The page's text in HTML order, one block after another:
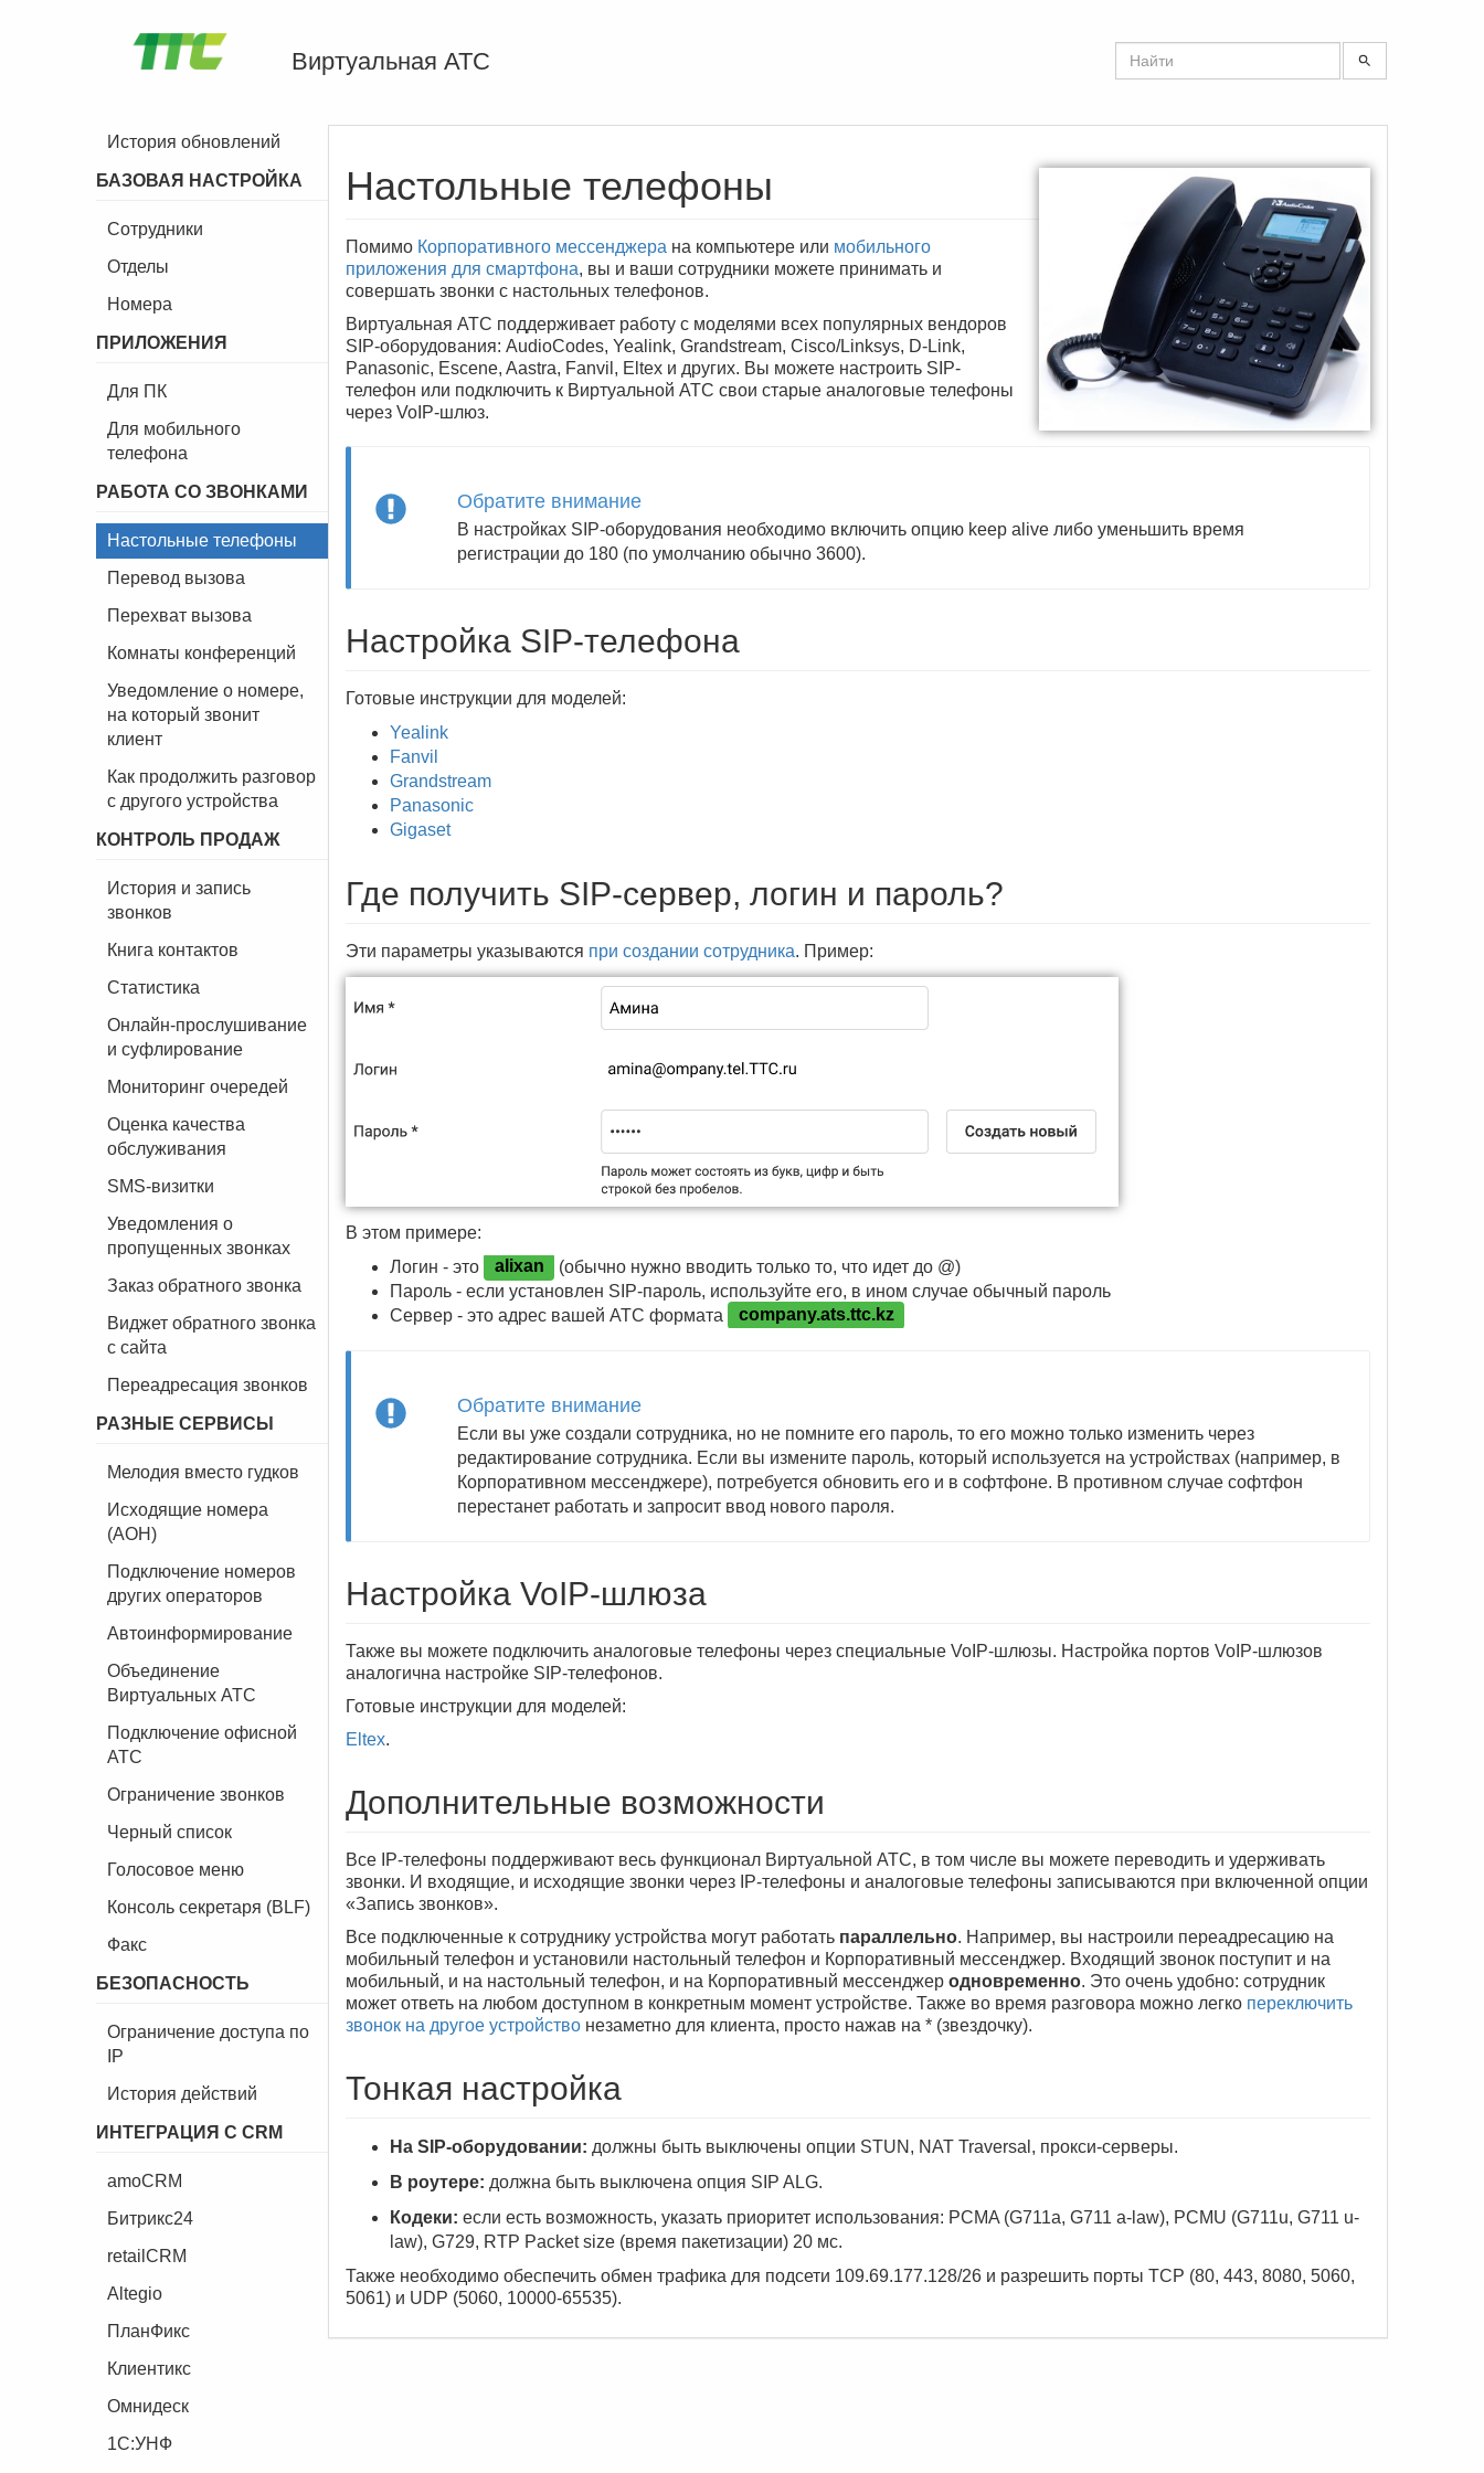
Виртуальная АТС
История обновлений
БАЗОВАЯ НАСТРОЙКА
Сотрудники
Отделы
Номера
ПРИЛОЖЕНИЯ
Для ПК
Для мобильного
телефона
РАБОТА СО ЗВОНКАМИ
Настольные телефоны
Перевод вызова
Перехват вызова
Комнаты конференций
Уведомление о номере,
на который звонит
клиент
Как продолжить разговор
с другого устройства
КОНТРОЛЬ ПРОДАЖ
История и запись
звонков
Книга контактов
Статистика
Онлайн-прослушивание
и суфлирование
Мониторинг очередей
Оценка качества
обслуживания
SMS-визитки
Уведомления о
пропущенных звонках
Заказ обратного звонка
Виджет обратного звонка
с сайта
Переадресация звонков
РАЗНЫЕ СЕРВИСЫ
Мелодия вместо гудков
Исходящие номера
(АОН)
Подключение номеров
других операторов
Автоинформирование
Объединение
Виртуальных АТС
Подключение офисной
АТС
Ограничение звонков
Черный список
Голосовое меню
Консоль секретаря (BLF)
Факс
БЕЗОПАСНОСТЬ
Ограничение доступа по
IP
История действий
ИНТЕГРАЦИЯ С CRM
amoCRM
Битрикс24
retailCRM
Altegio
ПланФикс
Клиентикс
Омнидеск
1C:УНФ
Настольные телефоны
Помимо Корпоративного мессенджера на компьютере или мобильного
приложения для смартфона, вы и ваши сотрудники можете принимать и
совершать звонки с настольных телефонов.
Виртуальная АТС поддерживает работу с моделями всех популярных вендоров
SIP-оборудования: AudioCodes, Yealink, Grandstream, Cisco/Linksys, D-Link,
Panasonic, Escene, Aastra, Fanvil, Eltex и других. Вы можете настроить SIP-
телефон или подключить к Виртуальной АТС свои старые аналоговые телефоны
через VoIP-шлюз.
Обратите внимание
В настройках SIP-оборудования необходимо включить опцию keep alive либо уменьшить время
регистрации до 180 (по умолчанию обычно 3600).
Настройка SIP-телефона
Готовые инструкции для моделей:
Yealink
Fanvil
Grandstream
Panasonic
Gigaset
Где получить SIP-сервер, логин и пароль?
Эти параметры указываются при создании сотрудника. Пример:
В этом примере:
Логин - это
alixan
(обычно нужно вводить только то, что идет до @)
Пароль - если установлен SIP-пароль, используйте его, в ином случае обычный пароль
Сервер - это адрес вашей АТС формата
company.ats.ttc.kz
Обратите внимание
Если вы уже создали сотрудника, но не помните его пароль, то его можно только изменить через
редактирование сотрудника. Если вы измените пароль, который используется на устройствах (например, в
Корпоративном мессенджере), потребуется обновить его и в софтфоне. В противном случае софтфон
перестанет работать и запросит ввод нового пароля.
Настройка VoIP-шлюза
Также вы можете подключить аналоговые телефоны через специальные VoIP-шлюзы. Настройка портов VoIP-шлюзов
аналогична настройке SIP-телефонов.
Готовые инструкции для моделей:
Eltex.
Дополнительные возможности
Все IP-телефоны поддерживают весь функционал Виртуальной АТС, в том числе вы можете переводить и удерживать
звонки. И входящие, и исходящие звонки через IP-телефоны и аналоговые телефоны записываются при включенной опции
«Запись звонков».
Все подключенные к сотруднику устройства могут работать параллельно. Например, вы настроили переадресацию на
мобильный телефон и установили настольный телефон и Корпоративный мессенджер. Входящий звонок поступит и на
мобильный, и на настольный телефон, и на Корпоративный мессенджер одновременно. Это очень удобно: сотрудник
может ответь на любом доступном в конкретным момент устройстве. Также во время разговора можно легко переключить
звонок на другое устройство незаметно для клиента, просто нажав на * (звездочку).
Тонкая настройка
На SIP-оборудовании: должны быть выключены опции STUN, NAT Traversal, прокси-серверы.
В роутере: должна быть выключена опция SIP ALG.
Кодеки: если есть возможность, указать приоритет использования: PCMA (G711a, G711 a-law), PCMU (G711u, G711 u-
law), G729, RTP Packet size (время пакетизации) 20 мс.
Также необходимо обеспечить обмен трафика для подсети 109.69.177.128/26 и разрешить порты TCP (80, 443, 8080, 5060,
5061) и UDP (5060, 10000-65535).